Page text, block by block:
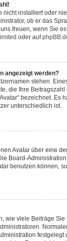
installiert oder
ob er das
freuen, wenn Sie
oder auf
angezeigt werden?
stehen.
die Ihre
bezeichnet. Es
unterschiedlich ist.
Avatar über eine
Board-
benutzen können,
wie viele Beiträge